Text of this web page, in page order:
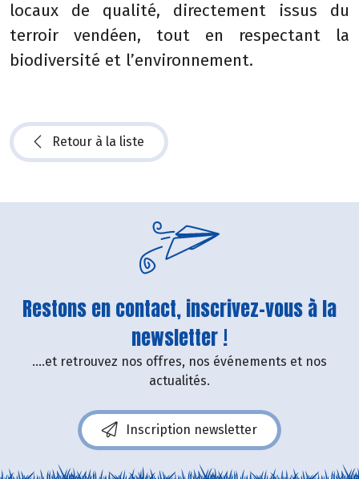
locaux de qualité, directement issus du
terroir vendéen, tout en respectant la
biodiversité et l’environnement.
Retour à la liste
Restons en contact, inscrivez-vous à la
newsletter !
....et retrouvez nos offres, nos événements et nos
actualités.
Inscription newsletter